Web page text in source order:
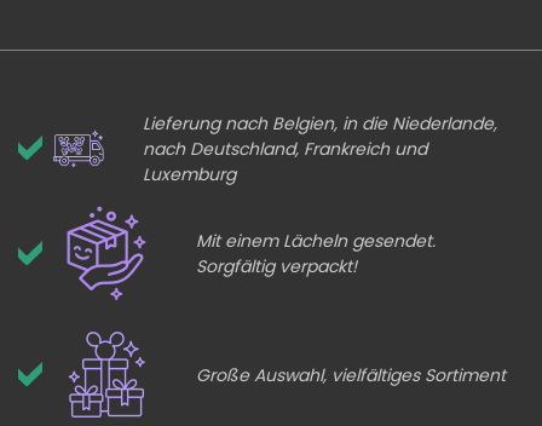
Lieferung nach Belgien, in die Niederlande,
nach Deutschland, Frankreich und
Luxemburg
Mit einem Lächeln gesendet.
Sorgfältig verpackt!
Große Auswahl, vielfältiges Sortiment